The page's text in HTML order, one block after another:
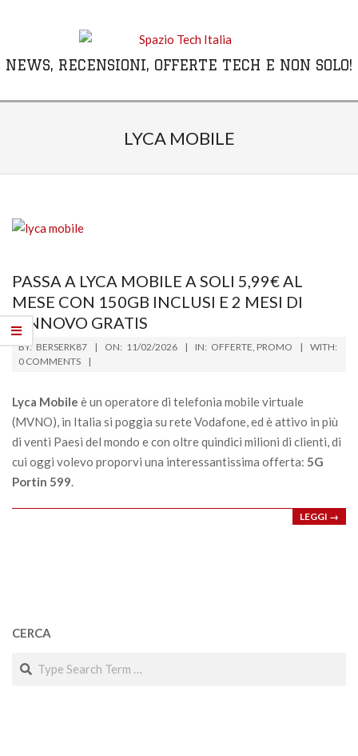
NEWS, RECENSIONI, OFFERTE TECH E NON SOLO!
LYCA MOBILE
PASSA A LYCA MOBILE A SOLI 5,99€ AL
MESE CON 150GB INCLUSI E 2 MESI DI
RINNOVO GRATIS
2026-
02-
BY: BERSERK87 ON: 11/02/2026 IN: OFFERTE PROMO
WITH:
0 COMMENTS
Lyca Mobile è un operatore di telefonia mobile virtuale
(MVNO), in Italia si poggia su rete Vodafone, ed è attivo in più
di venti Paesi del mondo e con oltre quindici milioni di clienti, di
cui oggi volevo proporvi una interessantissima offerta: 5G
Portin 599.
LEGGI →
CERCA
Search